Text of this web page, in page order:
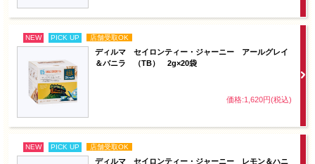
NEW PICK UP 店舗受取OK
ディルマ セイロンティー・ジャーニー アールグレイ
＆バニラ （TB） 2g×20袋
価格:1,620円(税込)
NEW PICK UP 店舗受取OK
ディルマ セイロンティー・ジャーニー レモン＆ハニ